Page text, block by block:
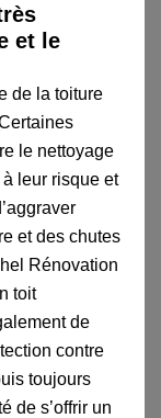
et le
de la toiture
le nettoyage
leur risque et
et des chutes
Rénovation
toit
de
contre
toujours
de s’offrir un